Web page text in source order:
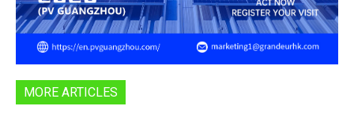
MORE ARTICLES